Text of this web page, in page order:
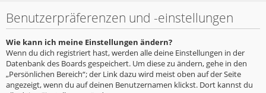
Benutzerpräferenzen und -einstellungen
Wie kann ich meine Einstellungen ändern?
Wenn du dich registriert hast, werden alle deine Einstellungen in der
Datenbank des Boards gespeichert. Um diese zu ändern, gehe in den
„Persönlichen Bereich“; der Link dazu wird meist oben auf der Seite
angezeigt, wenn du auf deinen Benutzernamen klickst. Dort kannst du